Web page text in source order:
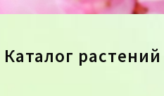
Каталог растений